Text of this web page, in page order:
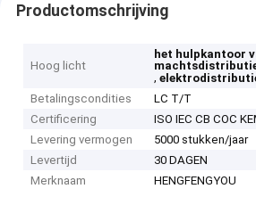
Productomschrijving
Hoog licht
het hulpkantoor
,
Betalingscondities
LC T/T
Certificering
ISO IEC CB COC
Levering vermogen
5000 stukken/jaar
Levertijd
30 DAGEN
Merknaam
HENGFENGYOU